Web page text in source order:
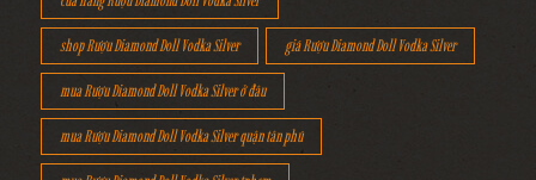
cửa hàng Rượu Diamond Doll Vodka Silver
shop Rượu Diamond Doll Vodka Silver
mua Rượu Diamond Doll Vodka Silver ở đâu
mua Rượu Diamond Doll Vodka Silver quận tân phú